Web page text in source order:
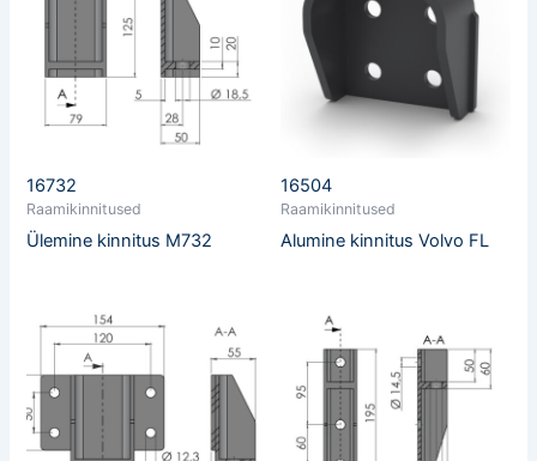
16732
Raamikinnitused
Ülemine kinnitus M732
16504
Raamikinnitused
Alumine kinnitus Volvo FL